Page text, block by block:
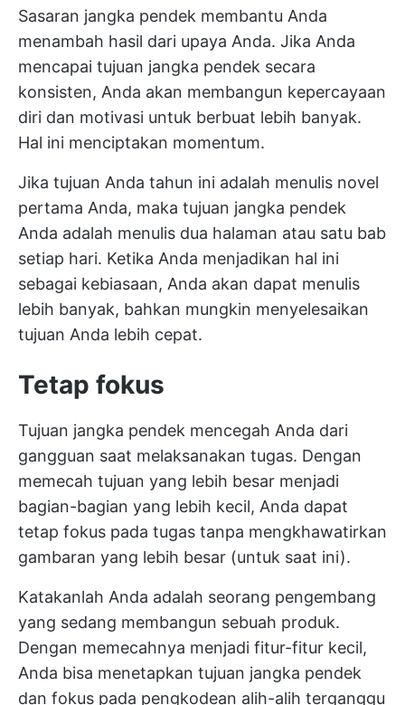
Sasaran jangka pendek membantu Anda
menambah hasil dari upaya Anda. Jika Anda
mencapai tujuan jangka pendek secara
konsisten, Anda akan membangun kepercayaan
diri dan motivasi untuk berbuat lebih banyak.
Hal ini menciptakan momentum.
Jika tujuan Anda tahun ini adalah menulis novel
pertama Anda, maka tujuan jangka pendek
Anda adalah menulis dua halaman atau satu bab
setiap hari. Ketika Anda menjadikan hal ini
sebagai kebiasaan, Anda akan dapat menulis
lebih banyak, bahkan mungkin menyelesaikan
tujuan Anda lebih cepat.
Tetap fokus
Tujuan jangka pendek mencegah Anda dari
gangguan saat melaksanakan tugas. Dengan
memecah tujuan yang lebih besar menjadi
bagian-bagian yang lebih kecil, Anda dapat
tetap fokus pada tugas tanpa mengkhawatirkan
gambaran yang lebih besar (untuk saat ini).
Katakanlah Anda adalah seorang pengembang
yang sedang membangun sebuah produk.
Dengan memecahnya menjadi fitur-fitur kecil,
Anda bisa menetapkan tujuan jangka pendek
dan fokus pada pengkodean alih-alih terganggu